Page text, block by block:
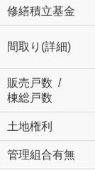
修繕積立基金
間取り(詳細)
販売戸数 /
棟総戸数
土地権利
管理組合有無